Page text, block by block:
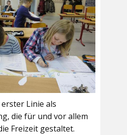
Linie als
die für und vor allem
Freizeit gestaltet.